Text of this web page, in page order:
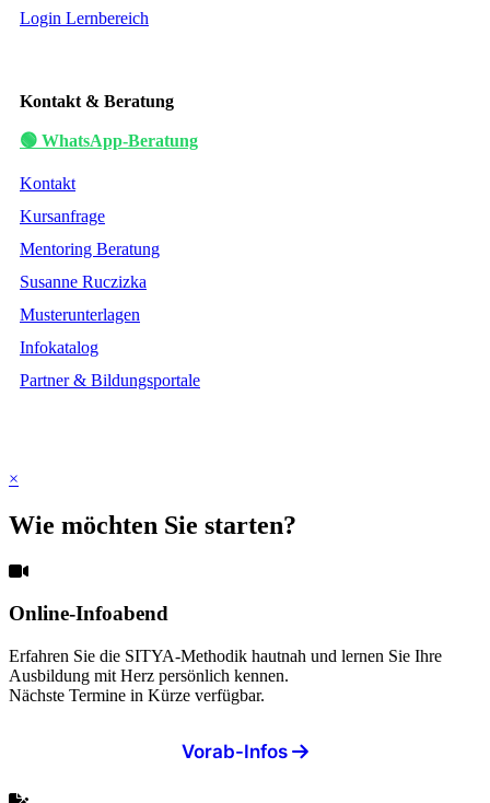
Login Lernbereich
Kontakt & Beratung
🟢 WhatsApp-Beratung
Kontakt
Kursanfrage
Mentoring Beratung
Susanne Ruczizka
Musterunterlagen
Infokatalog
Partner & Bildungsportale
×
Wie möchten Sie starten?
Online-Infoabend
Erfahren Sie die SITYA-Methodik hautnah und lernen Sie Ihre
Ausbildung mit Herz persönlich kennen.
Nächste Termine in Kürze verfügbar.
Vorab-Infos